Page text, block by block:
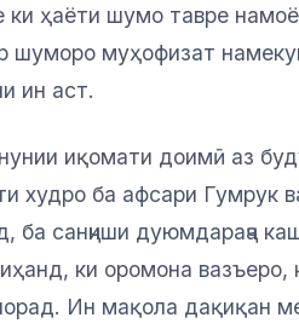
ки ҳаёти шумо тавре
шуморо муҳофизат
ин аст.
иқомати доимӣ аз
худро ба афсари Гумрук
ба санҷиши дуюмдараҷа
ки оромона вазъеро,
Ин мақола дақиқан